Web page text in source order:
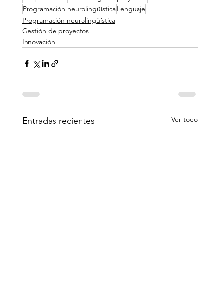
Programación neurolingüísticaLenguaje
Programación neurolingüística
Gestión de proyectos
Innovación
Entradas recientes Ver todo